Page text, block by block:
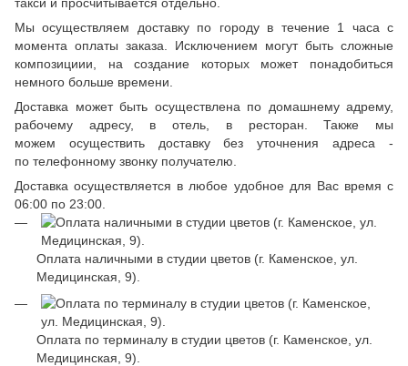
Мы осуществляем доставку по городу в течение 1 часа с
момента оплаты заказа. Исключением могут быть сложные
композициии, на создание которых может понадобиться
немного больше времени.
Доставка может быть осуществлена по домашнему адрему,
рабочему адресу, в отель, в ресторан. Также мы
можем осуществить доставку без уточнения адреса -
по телефонному звонку получателю.
Доставка осуществляется в любое удобное для Вас время с
06:00 по 23:00.
Оплата наличными в студии цветов (г. Каменское, ул.
Медицинская, 9).
Оплата по терминалу в студии цветов (г. Каменское, ул.
Медицинская, 9).